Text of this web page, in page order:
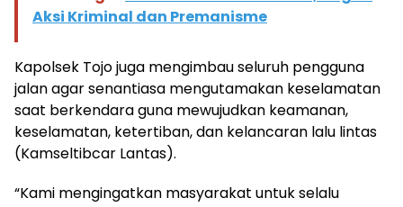
Aksi Kriminal dan Premanisme
Kapolsek Tojo juga mengimbau seluruh pengguna
jalan agar senantiasa mengutamakan keselamatan
saat berkendara guna mewujudkan keamanan,
keselamatan, ketertiban, dan kelancaran lalu lintas
(Kamseltibcar Lantas).
“Kami mengingatkan masyarakat untuk selalu